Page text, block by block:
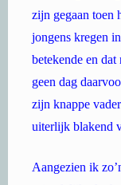
zijn gegaan toen
jongens kregen
betekende en
geen dag
zijn knappe
uiterlijk blakend
Aangezien ik